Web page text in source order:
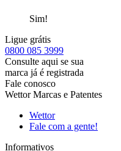
Sim!
Ligue grátis
0800 085 3999
Consulte aqui se sua
marca já é registrada
Fale conosco
Wettor Marcas e Patentes
Wettor
Fale com a gente!
Informativos